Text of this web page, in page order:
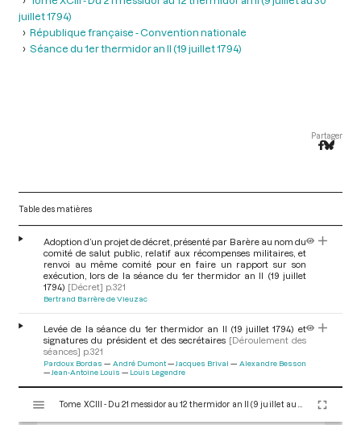
juillet 1794)
République française - Convention nationale
Séance du 1er thermidor an II (19 juillet 1794)
Partager
Table des matières
Adoption d’un projet de décret, présenté par Barère au nom du
comité de salut public, relatif aux récompenses militaires, et
renvoi au même comité pour en faire un rapport sur son
exécution, lors de la séance du 1er thermidor an II (19 juillet
1794) [Décret] p.321
Bertrand Barrère de Vieuzac
Levée de la séance du 1er thermidor an II (19 juillet 1794) et
signatures du président et des secrétaires [Déroulement des
séances] p.321
Pardoux Bordas André Dumont Jacques Brival
Alexandre Besson
Jean-Antoine Louis
Louis Legendre